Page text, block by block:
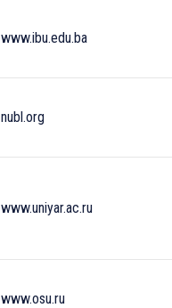
www.ibu.edu.ba
nubl.org
www.uniyar.ac.ru
www.osu.ru